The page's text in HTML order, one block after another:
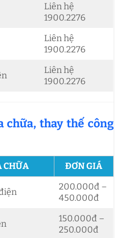
Liên hệ
1900.2276
Liên hệ
1900.2276
Liên hệ
1900.2276
chữa, thay thế công
CHỮA ĐƠN GIÁ
200.000đ –
450.000đ
150.000đ –
250.000đ